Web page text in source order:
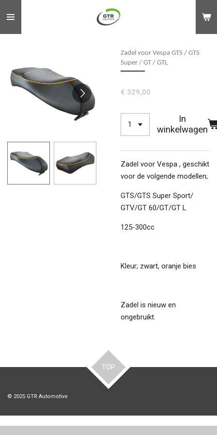
direct
naar
Zadel voor Vespa GTS / GTS
Super / GT / GTL
€ 329,00
In
winkelwagen
Zadel voor Vespa , geschikt
voor de volgende modellen;
GTS/​GTS Super Sport/​
GTV/​GT 60/​GT/​GT L
125-300cc
Kleur; zwart, oranje bies
Zadel is nieuw en
ongebruikt.
TOP
© 2025 GTR Automotive